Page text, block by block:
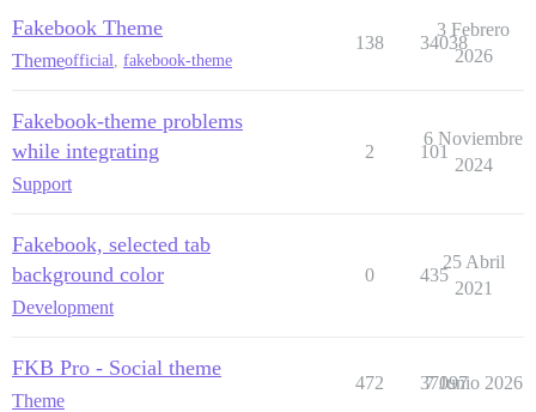
Fakebook Theme
Themeofficial, fakebook-theme
138 34038
3 Febrero
2026
Fakebook-theme problems
while integrating
Support
2 101
6 Noviembre
2024
Fakebook, selected tab
background color
Development
0 435
25 Abril
2021
FKB Pro - Social theme
Theme
472 37097
7 Junio 2026